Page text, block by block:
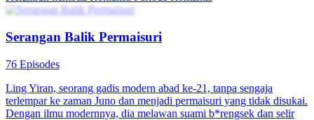
Raja Kurir Terkuat
80 Episodes